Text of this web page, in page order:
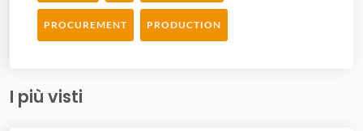
PROCUREMENT PRODUCTION
I più visti